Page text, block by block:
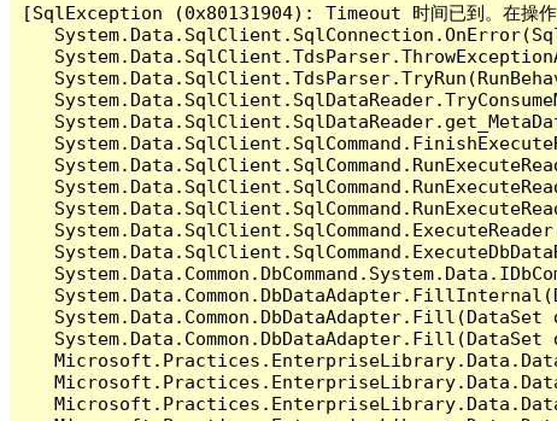
[SqlException (0x80131904): Timeout 时间已到。在操作完
System.Data.Common.DbDataAdapter.Fill(DataSet